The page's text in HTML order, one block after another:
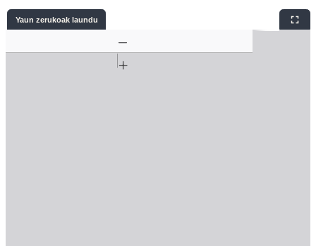
Yaun zerukoak laundu